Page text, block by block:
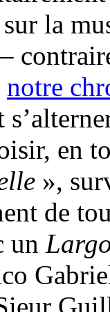
la
notre
en
»,
de
un